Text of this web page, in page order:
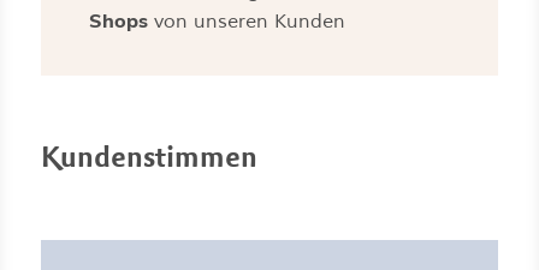
Shops von unseren Kunden
Kundenstimmen